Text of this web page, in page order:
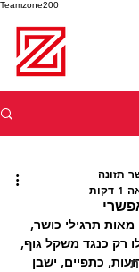
Teamzone200
מאות תרגילי כושר,
רק כנגד משקל גוף,
כתפיים, ישבן